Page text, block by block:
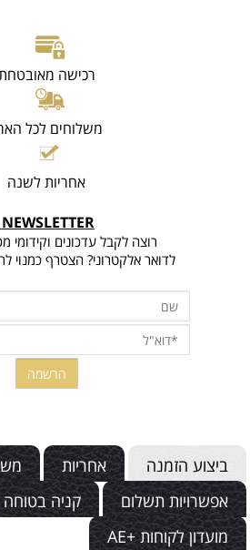
רכישה
משלוחים לכל
אחריות לשנה
NEWSLETTER
רוצה לקבל עדכונים וקידומי
לדואר אלקטרוני? הצטרף כמנוי
ביצוע הזמנה אחריות
אפשרויות תשלום
קניה בטוחה
מועדון לקוחות +AE